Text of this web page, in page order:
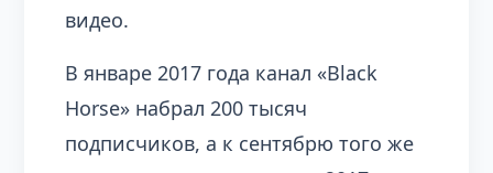
видео.
В январе 2017 года канал «Black
Horse» набрал 200 тысяч
подписчиков, а к сентябрю того же